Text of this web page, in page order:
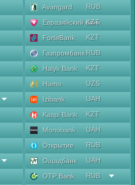
Avangard
RUB
Евразийский банк
KZT
ForteBank
KZT
Газпромбанк RUB
Halyk Bank
KZT
Humo
UZS
Izibank
UAH
Kaspi Bank
KZT
Monobank
UAH
Открытие
RUB
Ощадбанк
UAH
OTP Bank
RUB